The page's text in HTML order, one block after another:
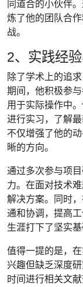
同道合的小伙伴
炼了他的团队合
战。
2、实践经
除了学术上的追
期间，他积极参
用于实际操作中
进行实习，了解
不仅增强了他的
晰的方向。
通过多次参与项
力。在面对技术
解决方案。同时
通和协调，提高
生涯打下了坚实基
值得一提的是，
兴趣但缺乏深度
时间进行相关文